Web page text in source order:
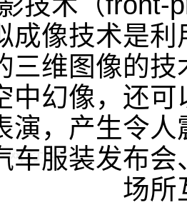
成像技术是
三维图像的
中幻像，还
演，产生令
车服装发布
场所